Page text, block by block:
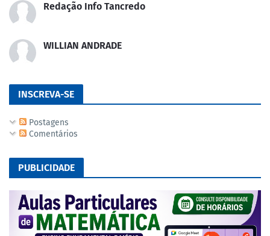
Redação Info Tancredo
WILLIAN ANDRADE
INSCREVA-SE
Postagens
Comentários
PUBLICIDADE